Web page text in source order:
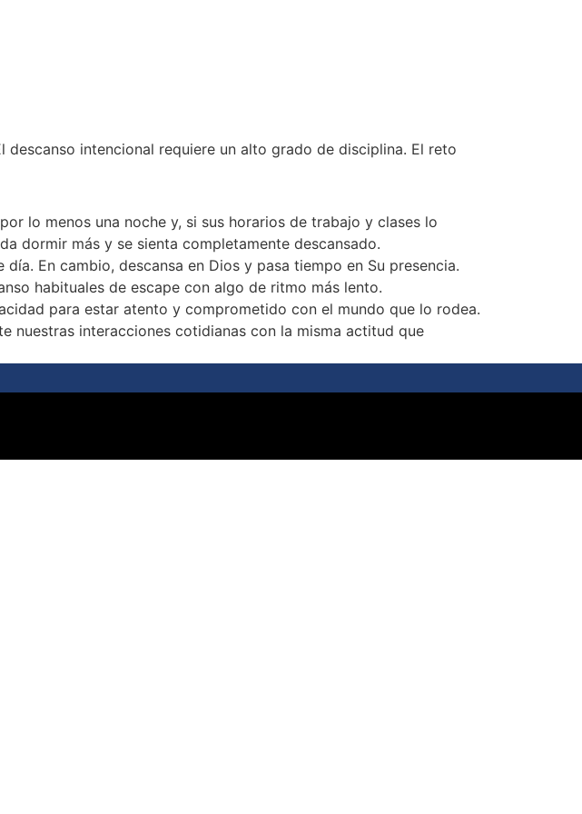
intencional requiere un alto grado de disciplina. El reto
lo menos una noche y, si sus horarios de trabajo y clases lo
dormir más y se sienta completamente descansado.
En cambio, descansa en Dios y pasa tiempo en Su presencia.
habituales de escape con algo de ritmo más lento.
para estar atento y comprometido con el mundo que lo rodea.
nuestras interacciones cotidianas con la misma actitud que